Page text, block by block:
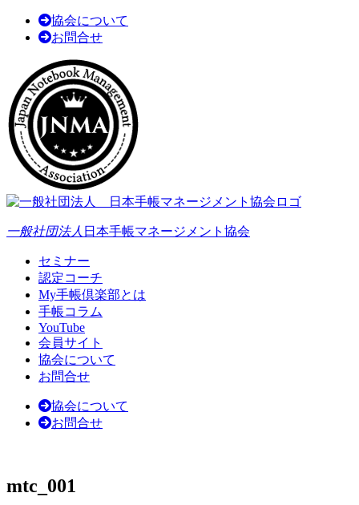
協会について
お問合せ
一般社団法人 日本手帳マネージメント協会
セミナー
認定コーチ
My手帳倶楽部とは
手帳コラム
YouTube
会員サイト
協会について
お問合せ
協会について
お問合せ
mtc_001